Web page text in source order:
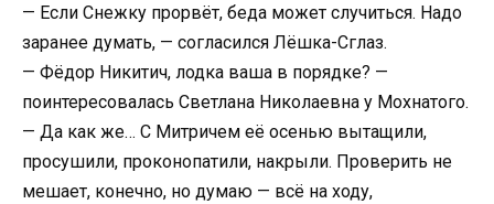
— Если Снежку прорвёт, беда может случиться. Надо
заранее думать, — согласился Лёшка-Сглаз.
— Фёдор Никитич, лодка ваша в порядке? —
поинтересовалась Светлана Николаевна у Мохнатого.
— Да как же… С Митричем её осенью вытащили,
просушили, проконопатили, накрыли. Проверить не
мешает, конечно, но думаю — всё на ходу,